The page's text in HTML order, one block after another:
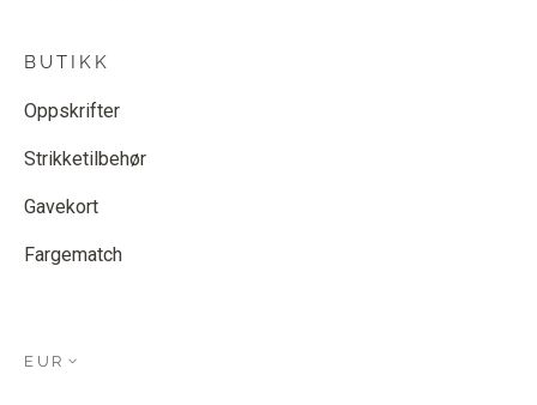
BUTIKK
Oppskrifter
Strikketilbehør
Gavekort
Fargematch
EUR